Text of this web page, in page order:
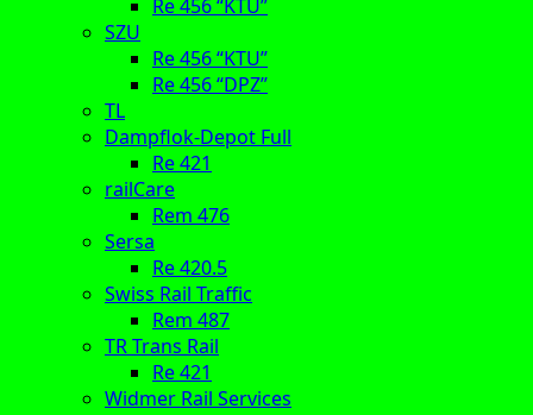
Re 456 “KTU”
SZU
Re 456 “KTU”
Re 456 “DPZ”
TL
Dampflok-Depot Full
Re 421
railCare
Rem 476
Sersa
Re 420.5
Swiss Rail Traffic
Rem 487
TR Trans Rail
Re 421
Widmer Rail Services